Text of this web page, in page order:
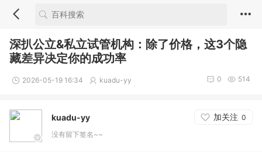
深扒公立&私立试管机构：除了价格，这3个隐
藏差异决定你的成功率
2026-05-19 16:34 kuadu-yy 514
0
kuadu-yy 加关注 0
没有留下签名~~